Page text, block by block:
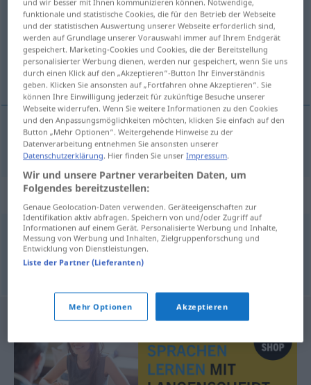
Übersicht aller Übersetzungen
(Für mehr Details die Übersetzung anklicken/antippen)
rådden, mør, skør
rådden,mør,skør morsch
Synonyme für "morsch"
faulig,faul,modrig,zerfallen
funktionale und statistische Cookies, die für den Betrieb der Webseite
und der statistischen Auswertung unserer Webseite erforderlich sind,
werden auf Grundlage unserer Vorauswahl immer auf Ihrem Endgerät
gespeichert. Marketing-Cookies und Cookies, die der Bereitstellung
personalisierter Werbung dienen, werden nur gespeichert, wenn Sie uns
durch einen Klick auf den „Akzeptieren“-Button Ihr Einverständnis
geben. Klicken Sie ansonsten auf „Fortfahren ohne Akzeptieren“. Sie
können Ihre Einwilligung jederzeit für zukünftige Besuche unserer
Webseite widerrufen. Wenn Sie weitere Informationen zu den Cookies
und den Anpassungsmöglichkeiten möchten, klicken Sie einfach auf den
Button „Mehr Optionen“. Weitergehende Hinweise zu der
Datenverarbeitung entnehmen Sie ansonsten unserer
Datenschutzerklärung . Hier finden Sie unserImpressum
Wir und unsere Partner verarbeiten Daten, um
Folgendes bereitzustellen:
Genaue Geolocation-Daten verwenden. Geräteeigenschaften zur
Identifikation aktiv abfragen. Speichern von und/oder Zugriff auf
Informationen auf einem Gerät. Personalisierte Werbung und Inhalte,
Messung von Werbung und Inhalten, Zielgruppenforschung und
Entwicklung von Dienstleistungen.
Liste der Partner (Lieferanten)
Mehr Optionen Akzeptieren